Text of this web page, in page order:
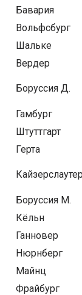
Бавария
Вольфсбург
Шальке
Вердер
Боруссия Д.
Гамбург
Штуттгарт
Герта
Боруссия М.
Кёльн
Ганновер
Нюрнберг
Майнц
Фрайбург